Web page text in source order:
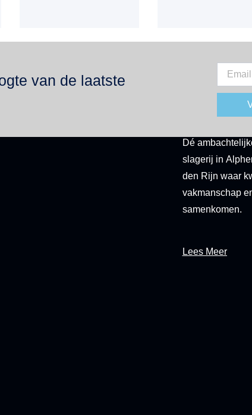
van de laatste
Dé
slagerij in
den Rijn waar
vakmanschap
samenkomen.
Lees Meer